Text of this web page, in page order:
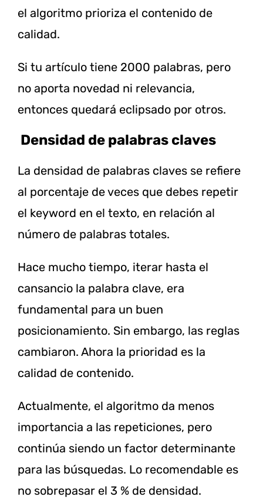
el algoritmo prioriza el contenido de
calidad.
Si tu artículo tiene 2000 palabras, pero
no aporta novedad ni relevancia,
entonces quedará eclipsado por otros.
Densidad de palabras claves
La densidad de palabras claves se refiere
al porcentaje de veces que debes repetir
el keyword en el texto, en relación al
número de palabras totales.
Hace mucho tiempo, iterar hasta el
cansancio la palabra clave, era
fundamental para un buen
posicionamiento. Sin embargo, las reglas
cambiaron. Ahora la prioridad es la
calidad de contenido.
Actualmente, el algoritmo da menos
importancia a las repeticiones, pero
continúa siendo un factor determinante
para las búsquedas. Lo recomendable es
no sobrepasar el 3 % de densidad.